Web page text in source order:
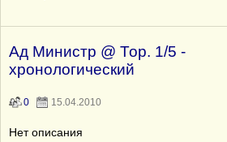
Ад Министр @ Тор. 1/5 -
хронологический
0 15.04.2010
Нет описания